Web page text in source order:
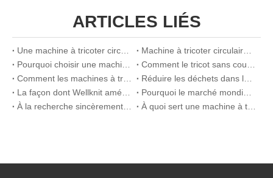
ARTICLES LIÉS
Une machine à tricoter circulaire vaut-elle la peine d'être achetée
Machine à tricoter circulaire ou plate : un guide de comparaison visuelle
Pourquoi choisir une machine à tricoter circulaire pour les costumes officiels
Comment le tricot sans couture améliore la respirabilité et l'installation dans l'écolinerie
Comment les machines à tricoter transparentes révolutionnent la production de sous-vêtements sportifs
Réduire les déchets dans la fabrication de sous-vêtements avec des solutions de tricot sans couture
La façon dont Wellknit améliore le confort et l'efficacité de la production de lingerie transparente
Pourquoi le marché mondial de la lingerie se déplace vers des solutions de sous-vêtements transparentes
À la recherche sincèrement d'agents du monde
À quoi sert une machine à tricoter rectiligne ?